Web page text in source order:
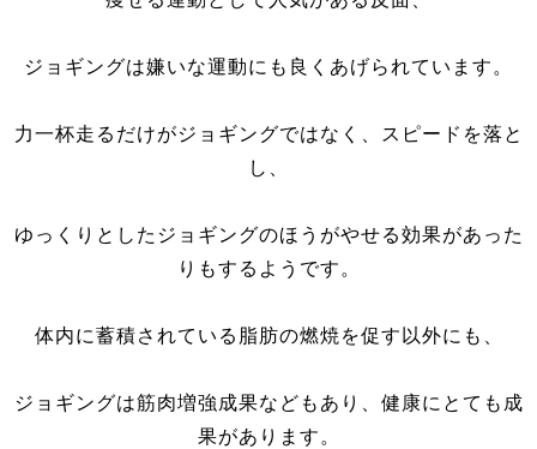
ジョギングは嫌いな運動にも良くあげられています。
力一杯走るだけがジョギングではなく、スピードを落と
し、
ゆっくりとしたジョギングのほうがやせる効果があった
りもするようです。
体内に蓄積されている脂肪の燃焼を促す以外にも、
ジョギングは筋肉増強成果などもあり、健康にとても成
果があります。